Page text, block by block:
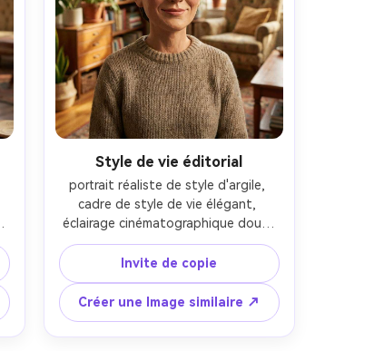
Style de vie éditorial
portrait réaliste de style d'argile,
cadre de style de vie élégant,
éclairage cinématographique doux,
objectif 85 mm, profondeur de
champ peu profonde, composition
éditoriale, texture naturelle de la
peau-AR 4:5
Invite de copie
Créer une Image similaire ↗